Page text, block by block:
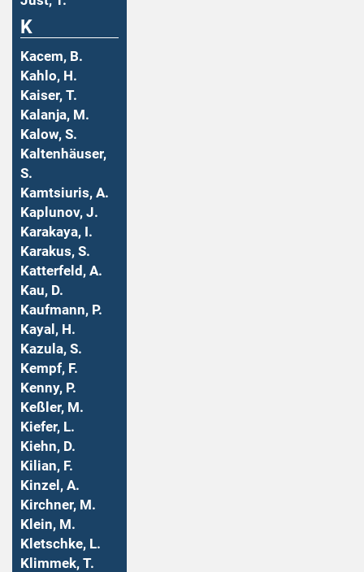
K
Kacem, B.
Kahlo, H.
Kaiser, T.
Kalanja, M.
Kalow, S.
Kaltenhäuser,
S.
Kamtsiuris, A.
Kaplunov, J.
Karakaya, I.
Karakus, S.
Katterfeld, A.
Kau, D.
Kaufmann, P.
Kayal, H.
Kazula, S.
Kempf, F.
Kenny, P.
Keßler, M.
Kiefer, L.
Kiehn, D.
Kilian, F.
Kinzel, A.
Kirchner, M.
Klein, M.
Kletschke, L.
Klimmek, T.